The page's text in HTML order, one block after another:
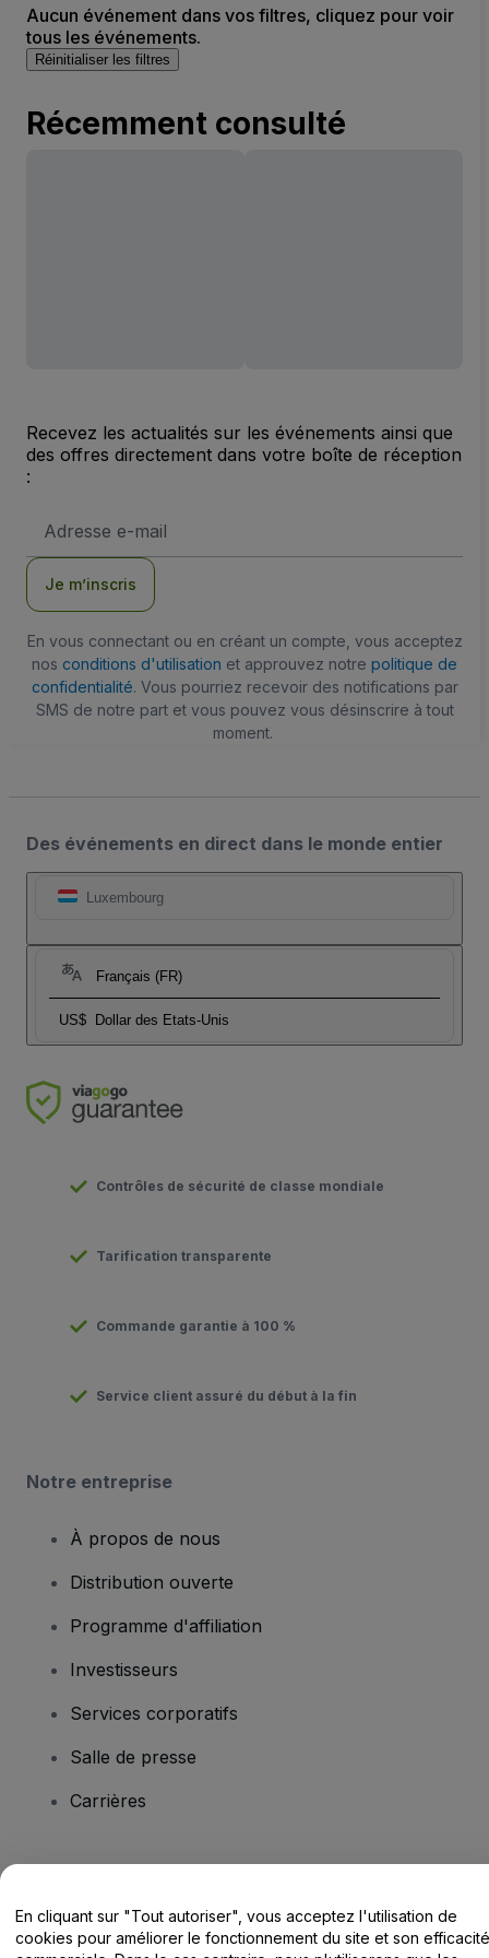
Aucun événement dans vos filtres, cliquez pour voir
tous les événements.
Réinitialiser les filtres
Récemment consulté
Recevez les actualités sur les événements ainsi que
des offres directement dans votre boîte de réception
:
e-
Je m’inscris
En vous connectant ou en créant un compte, vous acceptez
nos conditions d'utilisation et approuvez notre politique de
confidentialité. Vous pourriez recevoir des notifications par
SMS de notre part et vous pouvez vous désinscrire à tout
moment.
Des événements en direct dans le monde entier
Luxembourg
Français (FR)
US$ Dollar des Etats-Unis
Contrôles de sécurité de classe mondiale
Tarification transparente
Commande garantie à 100 %
Service client assuré du début à la fin
Notre entreprise
À propos de nous
Distribution ouverte
Programme d'affiliation
Investisseurs
Services corporatifs
Salle de presse
Carrières
Centre d'assistance / Nous contacter
En cliquant sur "Tout autoriser", vous acceptez l'utilisation de
cookies pour améliorer le fonctionnement du site et son efficacité